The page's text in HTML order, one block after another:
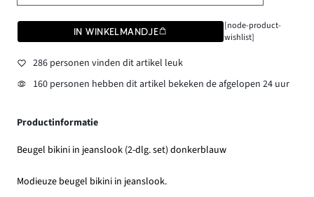
IN WINKELMANDJE
[node-product-
wishlist]
286 personen vinden dit artikel leuk
160 personen hebben dit artikel bekeken de afgelopen 24 uur
Productinformatie
Beugel bikini in jeanslook (2-dlg. set) donkerblauw
Modieuze beugel bikini in jeanslook.